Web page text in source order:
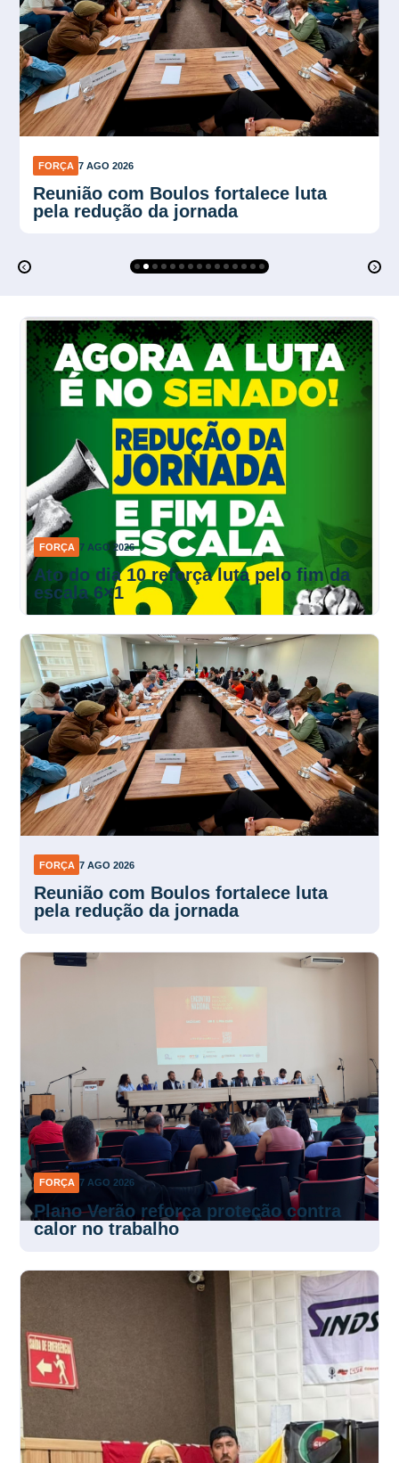
FORÇA 7 AGO 2026
Plano Verão reforça proteção contra
calor no trabalho
FORÇA 7 AGO 2026
Ato do dia 10 reforça luta pelo fim da
escala 6×1
FORÇA 7 AGO 2026
Reunião com Boulos fortalece luta
pela redução da jornada
FORÇA 7 AGO 2026
Plano Verão reforça proteção contra
calor no trabalho